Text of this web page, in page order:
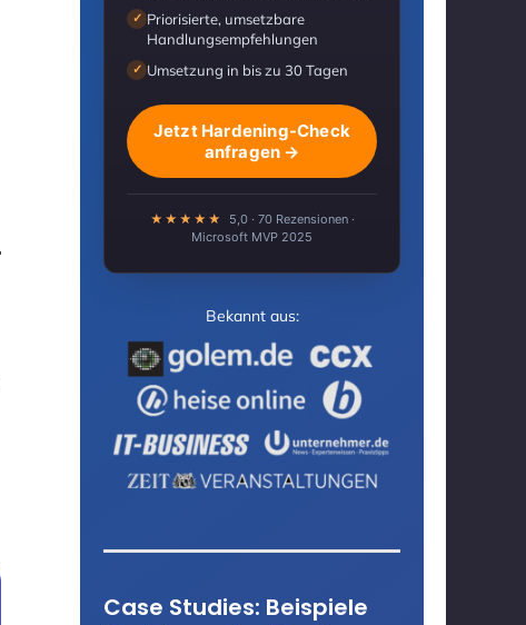
✓ Priorisierte, umsetzbare
Handlungsempfehlungen
✓ Umsetzung in bis zu 30 Tagen
Jetzt Hardening-Check
anfragen →
★★★★★
5,0 · 70 Rezensionen ·
Microsoft MVP 2025
Bekannt aus:
Case Studies: Beispiele